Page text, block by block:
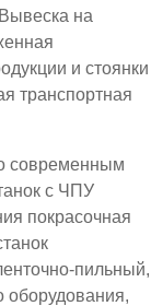
на
и стоянки
транспортная
современным
с ЧПУ
покрасочная
пильный,
оборудования,